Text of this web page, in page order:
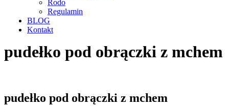
Rodo
Regulamin
BLOG
Kontakt
pudełko pod obrączki z mchem
pudełko pod obrączki z mchem